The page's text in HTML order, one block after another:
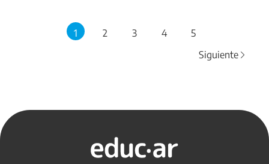
1 2 3 4
5
Siguiente